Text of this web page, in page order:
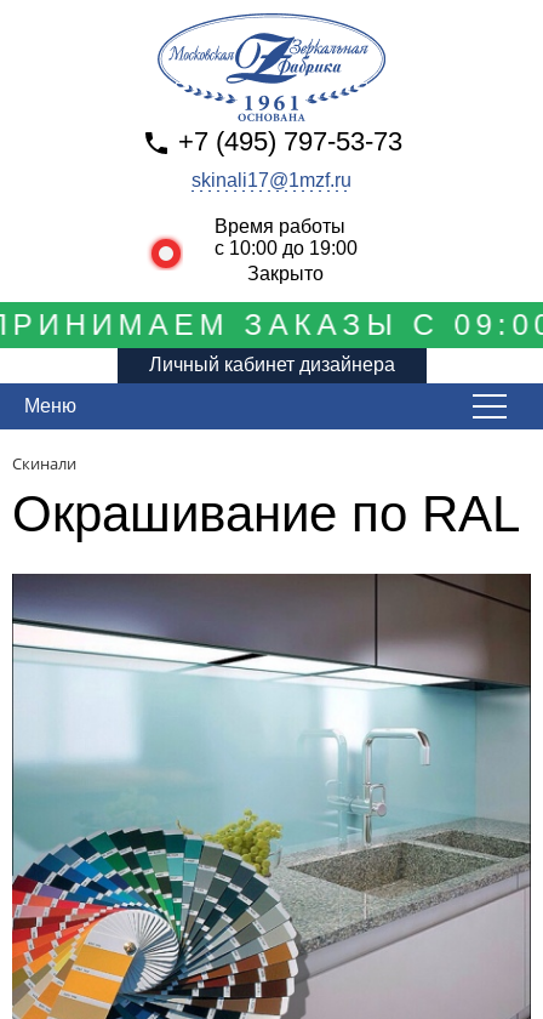
ЗАКАЗЫ С
Личный кабинет дизайнера
Время работы
с 10:00 до 19:00
Закрыто
+7 (495) 797-53-73
skinali17@1mzf.ru
Меню
Скинали
Окрашивание по RAL